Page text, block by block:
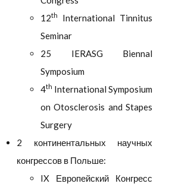
12th
International Tinnitus
Seminar
25 IERASG Biennal
Symposium
4th International Symposium
on Otosclerosis and Stapes
Surgery
2 континентальных научных
конгрессов в Польше:
IX Европейский Конгресс